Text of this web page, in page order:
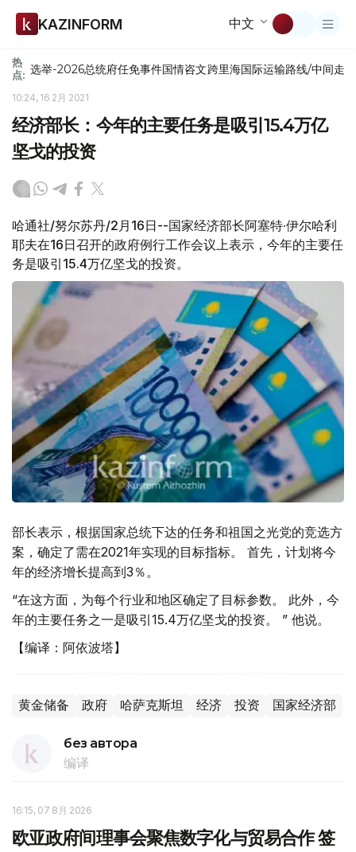
KAZINFORM 中文
热
点: 选举-2026总统府任免事件国情咨文跨里海国际运输路线/中间走廊
10:24, 16 2月 2021
经济部长：今年的主要任务是吸引15.4万亿
坚戈的投资
哈通社/努尔苏丹/2月16日--国家经济部长阿塞特·伊尔哈利
耶夫在16日召开的政府例行工作会议上表示，今年的主要任
务是吸引15.4万亿坚戈的投资。
部长表示，根据国家总统下达的任务和祖国之光党的竞选方
案，确定了需在2021年实现的目标指标。 首先，计划将今
年的经济增长提高到3％。
“在这方面，为每个行业和地区确定了目标参数。 此外，今
年的主要任务之一是吸引15.4万亿坚戈的投资。 ” 他说。
【编译：阿依波塔】
黄金储备 政府 哈萨克斯坦 经济 投资 国家经济部
без автора
编译
16:15, 07 8月 2026
欧亚政府间理事会聚焦数字化与贸易合作 签